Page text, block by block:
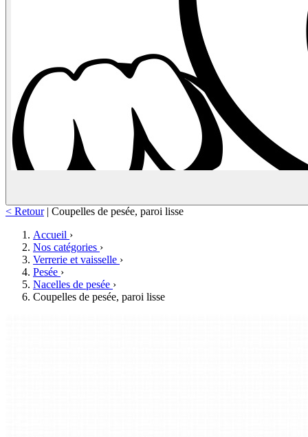
< Retour | Coupelles de pesée, paroi lisse
Accueil ›
Nos catégories ›
Verrerie et vaisselle ›
Pesée ›
Nacelles de pesée ›
Coupelles de pesée, paroi lisse